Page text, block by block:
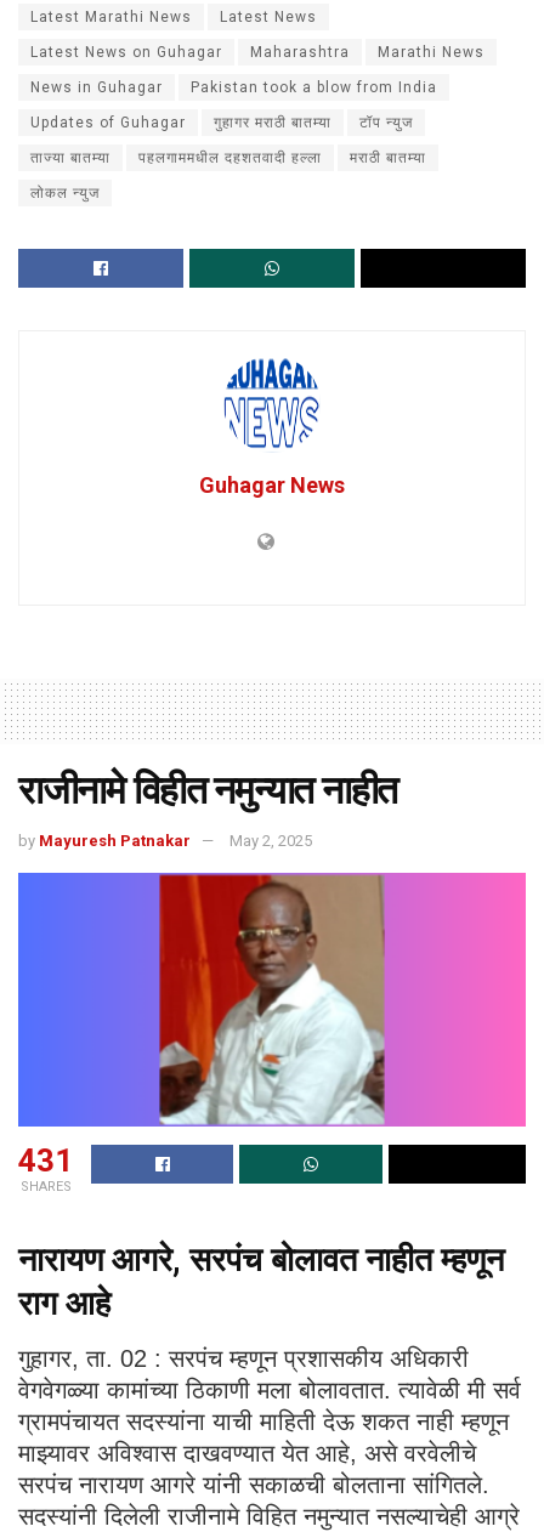
Latest Marathi News Latest News
Latest News on Guhagar Maharashtra Marathi News
News in Guhagar Pakistan took a blow from India
Updates of Guhagar गुहागर मराठी बातम्या टॉप न्युज
ताज्या बातम्या पहलगाममधील दहशतवादी हल्ला मराठी बातम्या
लोकल न्युज
Guhagar News
राजीनामे विहीत नमुन्यात नाहीत
by Mayuresh Patnakar May 2, 2025
431
SHARES
नारायण आगरे, सरपंच बोलावत नाहीत म्हणून
राग आहे
गुहागर, ता. 02 : सरपंच म्हणून प्रशासकीय अधिकारी
वेगवेगळ्या कामांच्या ठिकाणी मला बोलावतात. त्यावेळी मी सर्व
ग्रामपंचायत सदस्यांना याची माहिती देऊ शकत नाही म्हणून
माझ्यावर अविश्वास दाखवण्यात येत आहे, असे वरवेलीचे
सरपंच नारायण आगरे यांनी सकाळची बोलताना सांगितले.
सदस्यांनी दिलेली राजीनामे विहित नमुन्यात नसल्याचेही आग्रे